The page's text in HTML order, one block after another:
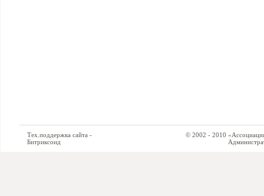
Тех.поддержка сайта -
Битриксоид
© 2002 - 2010 «Ассоциация